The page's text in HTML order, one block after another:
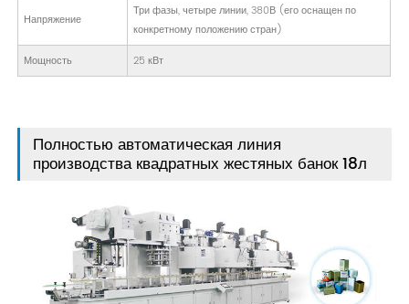
Напряжение
Три фазы, четыре линии, 380В (его оснащен по
конкретному положению стран)
Мощность
25 кВт
Полностью автоматическая линия
производства квадратных жестяных банок 18л